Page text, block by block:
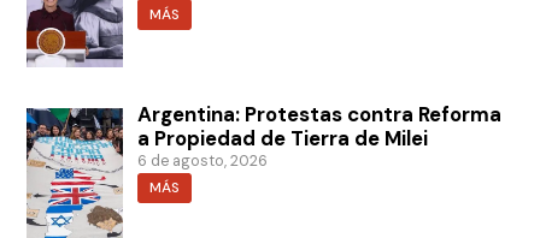
MÁS
Argentina: Protestas contra Reforma
a Propiedad de Tierra de Milei
6 de agosto, 2026
MÁS